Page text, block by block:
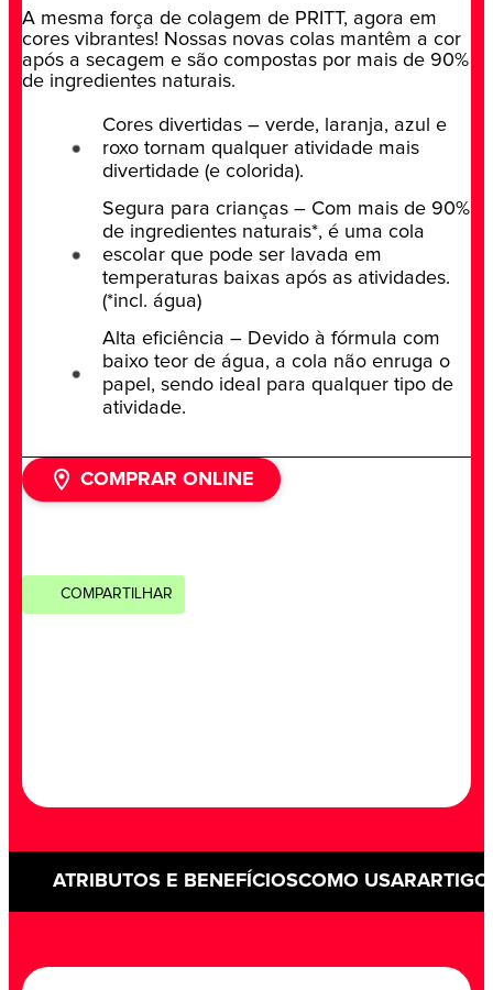
A mesma força de colagem de PRITT, agora em
cores vibrantes! Nossas novas colas mantêm a cor
após a secagem e são compostas por mais de 90%
de ingredientes naturais.
Cores divertidas – verde, laranja, azul e
roxo tornam qualquer atividade mais
divertidade (e colorida).
Segura para crianças – Com mais de 90%
de ingredientes naturais*, é uma cola
escolar que pode ser lavada em
temperaturas baixas após as atividades.
(*incl. água)
Alta eficiência – Devido à fórmula com
baixo teor de água, a cola não enruga o
papel, sendo ideal para qualquer tipo de
atividade.
COMPRAR ONLINE
COMPARTILHAR
ATRIBUTOS E BENEFÍCIOSCOMO USAR